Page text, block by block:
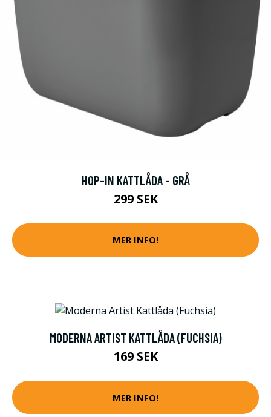
HOP-IN KATTLÅDA - GRÅ
299 SEK
MER INFO!
MODERNA ARTIST KATTLÅDA (FUCHSIA)
169 SEK
MER INFO!